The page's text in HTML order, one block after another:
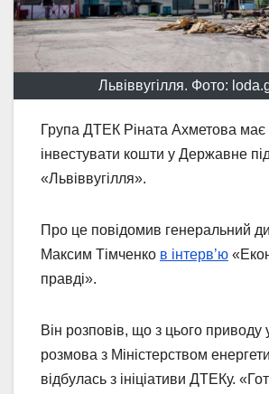
Львіввугілля. Фото:
Група ДТЕК Ріната Ахметова
інвестувати кошти у Державне
«Львіввугілля».
Про це повідомив генеральний
Максим Тімченко в інтерв’ю
правді».
Він розповів, що з цього приводу
розмова з Міністерством
відбулась з ініціативи ДТЕКу.